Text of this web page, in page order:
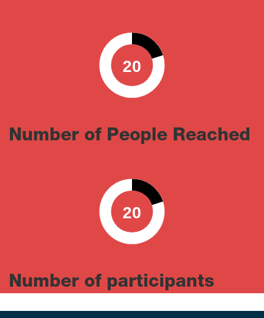
20
0 100
Number of People Reached
20
0 100
Number of participants